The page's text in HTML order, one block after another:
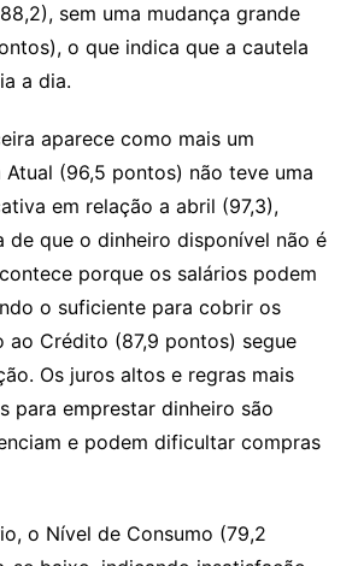
sem uma mudança grande
o que indica que a cautela
a dia.
aparece como mais um
Atual (96,5 pontos) não teve uma
em relação a abril (97,3),
de que o dinheiro disponível não é
porque os salários podem
o suficiente para cobrir os
ao Crédito (87,9 pontos) segue
Os juros altos e regras mais
para emprestar dinheiro são
e podem dificultar compras
o Nível de Consumo (79,2